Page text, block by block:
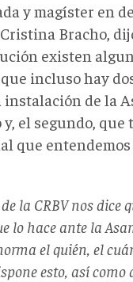
y magíster en
Bracho,
existen
incluso hay
de la
y, el segundo,
que entendemos
la CRBV nos dice
lo hace ante la
el quién, el
esto, así